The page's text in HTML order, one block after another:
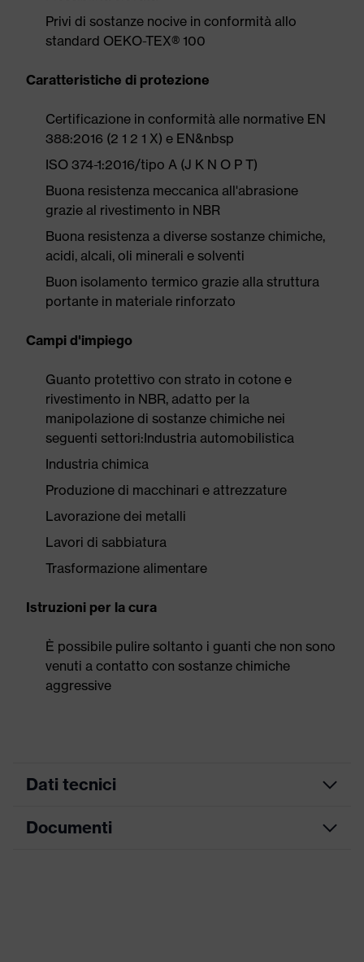
Privi di sostanze nocive in conformità allo
standard OEKO-TEX® 100
Caratteristiche di protezione
Certificazione in conformità alle normative EN
388:2016 (2 1 2 1 X) e EN&nbsp
ISO 374-1:2016/tipo A (J K N O P T)
Buona resistenza meccanica all'abrasione
grazie al rivestimento in NBR
Buona resistenza a diverse sostanze chimiche,
acidi, alcali, oli minerali e solventi
Buon isolamento termico grazie alla struttura
portante in materiale rinforzato
Campi d'impiego
Guanto protettivo con strato in cotone e
rivestimento in NBR, adatto per la
manipolazione di sostanze chimiche nei
seguenti settori:Industria automobilistica
Industria chimica
Produzione di macchinari e attrezzature
Lavorazione dei metalli
Lavori di sabbiatura
Trasformazione alimentare
Istruzioni per la cura
È possibile pulire soltanto i guanti che non sono
venuti a contatto con sostanze chimiche
aggressive
Dati tecnici
Modello
Documenti